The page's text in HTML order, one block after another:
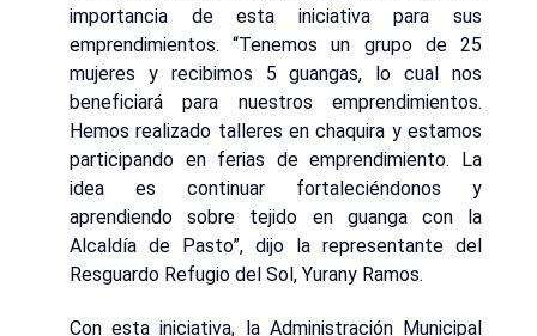
importancia de esta iniciativa para sus
emprendimientos. “Tenemos un grupo de 25
mujeres y recibimos 5 guangas, lo cual nos
beneficiará para nuestros emprendimientos.
Hemos realizado talleres en chaquira y estamos
participando en ferias de emprendimiento. La
idea es continuar fortaleciéndonos y
aprendiendo sobre tejido en guanga con la
Alcaldía de Pasto”, dijo la representante del
Resguardo Refugio del Sol, Yurany Ramos.
Con esta iniciativa, la Administración Municipal